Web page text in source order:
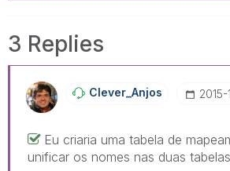
3 Replies
Clever_Anjos ‎2015-
Eu criaria uma tabela de
unificar os nomes nas duas